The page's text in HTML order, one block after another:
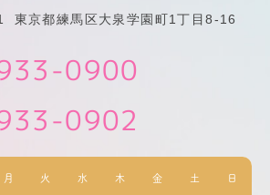
東京都練馬区大泉学園町1丁目8-16
0900
0902
月 火 水 木 金 土 日